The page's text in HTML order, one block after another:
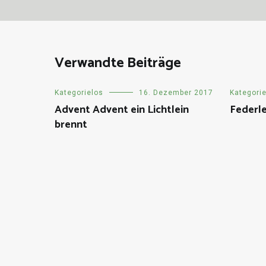
Verwandte Beiträge
Kategorielos 16. Dezember 2017
Advent Advent ein Lichtlein
brennt